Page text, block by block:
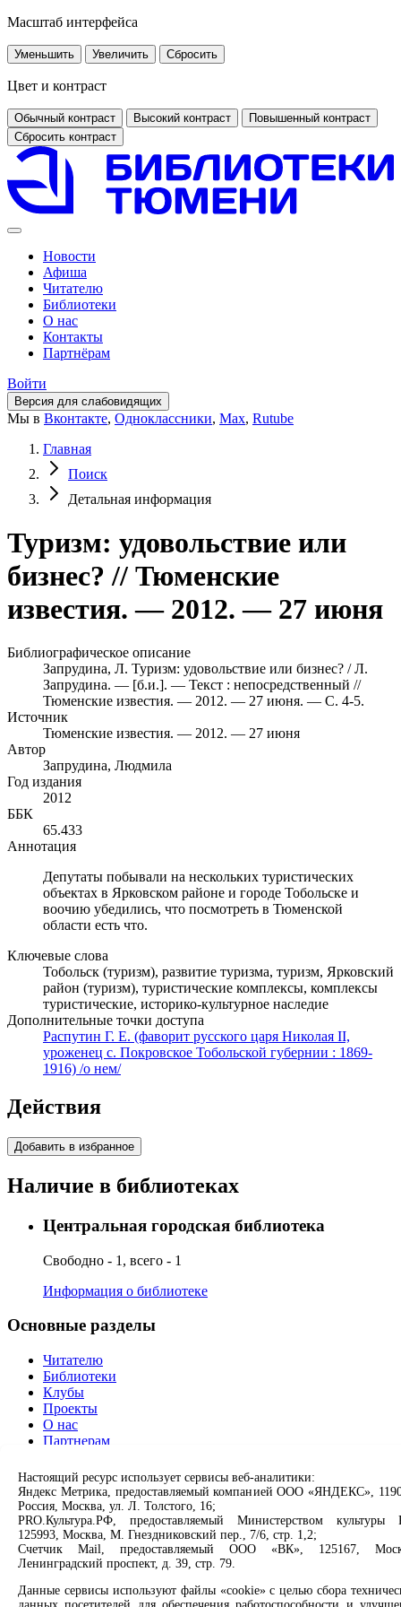
Масштаб интерфейса
Уменьшить Увеличить Сбросить
Цвет и контраст
Обычный контраст Высокий контраст
Повышенный контраст
Сбросить контраст
Новости
Афиша
Читателю
Библиотеки
О нас
Контакты
Партнёрам
Войти
Версия для слабовидящих
Мы в Вконтакте, Одноклассники, Max, Rutube
Главная
Поиск
Детальная информация
Туризм: удовольствие или
бизнес? // Тюменские
известия. — 2012. — 27 июня
Библиографическое описание
Запрудина, Л. Туризм: удовольствие или бизнес? / Л.
Запрудина. — [б.и.]. — Текст : непосредственный //
Тюменские известия. — 2012. — 27 июня. — С. 4-5.
Источник
Тюменские известия. — 2012. — 27 июня
Автор
Запрудина, Людмила
Год издания
2012
ББК
65.433
Аннотация
Депутаты побывали на нескольких туристических
объектах в Ярковском районе и городе Тобольске и
воочию убедились, что посмотреть в Тюменской
области есть что.
Ключевые слова
Тобольск (туризм), развитие туризма, туризм, Ярковский
район (туризм), туристические комплексы, комплексы
туристические, историко-культурное наследие
Дополнительные точки доступа
Распутин Г. Е. (фаворит русского царя Николая II,
уроженец с. Покровское Тобольской губернии : 1869-
1916) /о нем/
Действия
Добавить в избранное
Наличие в библиотеках
Центральная городская библиотека
Свободно - 1, всего - 1
Информация о библиотеке
Основные разделы
Читателю
Библиотеки
Клубы
Проекты
О нас
Партнерам
Сервисы
Продлить книгу
Спроси библиотекаря
Спроси краеведа
Оцените качество услуг
Направить обращение директору
Настоящий ресурс использует сервисы веб-аналитики:
Яндекс Метрика, предоставляемый компанией ООО «ЯНДЕКС»,
Россия, Москва, ул. Л. Толстого, 16;
PRO.Культура.РФ, предоставляемый Министерством культуры
125993, Москва, М. Гнездниковский пер., 7/6, стр. 1,2;
Счетчик Mail, предоставляемый ООО «ВК», 125167,
Ленинградский проспект, д. 39, стр. 79.
Данные сервисы используют файлы «cookie» с целью сбора